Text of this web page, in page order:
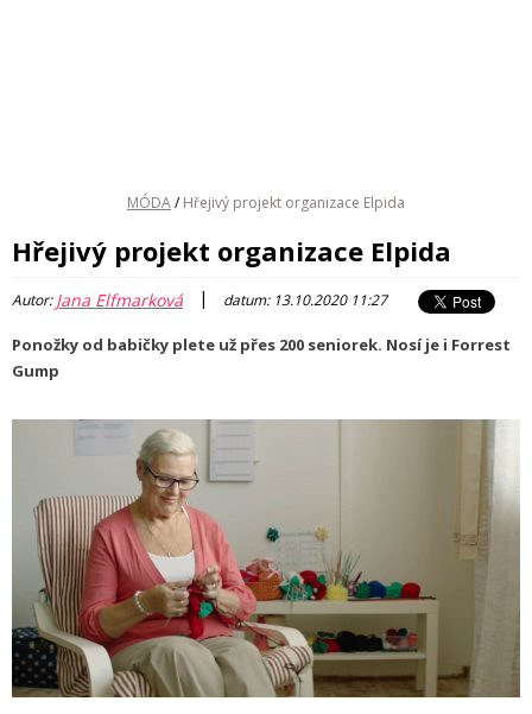
MÓDA/ Hřejivý projekt organizace Elpida
Hřejivý projekt organizace Elpida
Autor:Jana Elfmarková | datum: 13.10.2020 11:27
Ponožky od babičky plete už přes 200 seniorek. Nosí je i Forrest
Gump